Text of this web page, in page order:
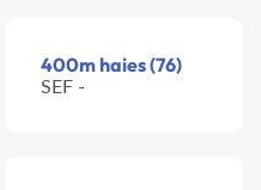
400m haies (76)
SEF -